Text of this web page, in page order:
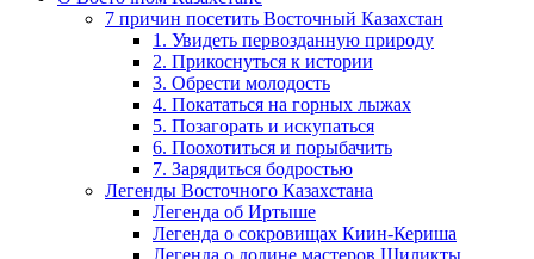
7 причин посетить Восточный Казахстан
1. Увидеть первозданную природу
2. Прикоснуться к истории
3. Обрести молодость
4. Покататься на горных лыжах
5. Позагорать и искупаться
6. Поохотиться и порыбачить
7. Зарядиться бодростью
Легенды Восточного Казахстана
Легенда об Иртыше
Легенда о сокровищах Киин-Кериша
Легенда о долине мастеров Шиликты